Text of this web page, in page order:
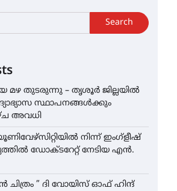
Search
മഴ തുടരുന്നു – തൃശൂർ ജില്ലയിൽ
സ്ഥാപനങ്ങൾക്കും
അവധി
നിന്ന് ഇംഗ്ളീഷ്
ഡോക്ടറേറ്റ് നേടിയ എൻ.
ചിത്രം ” ദി വോയിസ് ഓഫ് ഹിന്ദ്